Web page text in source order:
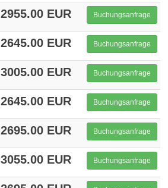
2955.00 EUR Buchungsanfrage
2645.00 EUR Buchungsanfrage
3005.00 EUR Buchungsanfrage
2645.00 EUR Buchungsanfrage
2695.00 EUR Buchungsanfrage
3055.00 EUR Buchungsanfrage